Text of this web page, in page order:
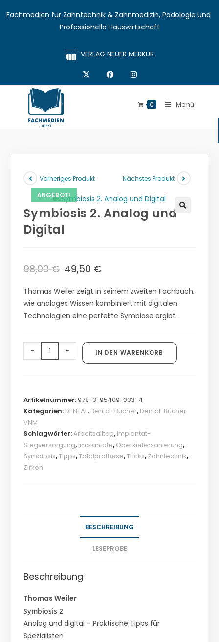
Fachmedien für Zahntechnik & Zahnmedizin, Podologie und
Professionelle Hauswirtschaft
VERLAG NEUER MERKUR
0 Menü
ANGEBOT!
Vorheriges Produkt Nächstes Produkt
Symbiosis 2. Analog und
Digital
98,00€ 49,50 €
Thomas Weiler zeigt in seinem zweiten Fachbuch,
wie analoges Wissen kombiniert mit digitalen
Technologien eine perfekte Symbiose ergibt.
- + IN DEN WARENKORB
Artikelnummer:978-3-95409-033-4
Kategorien: DENTAL, Dental-Bücher, Dental-Bücher
VNM
Schlagwörter:Arbeitsalltag, Implantat-
Stegversorgung, Implantate, Oberkiefersanierung,
Symbiosis,Tipps,Totalprothese,Tricks, Zahntechnik,
Zirkon
BESCHREIBUNG
LESEPROBE
Beschreibung
Thomas Weiler
Symbiosis 2
Analog und digital – Praktische Tipps für
Spezialisten